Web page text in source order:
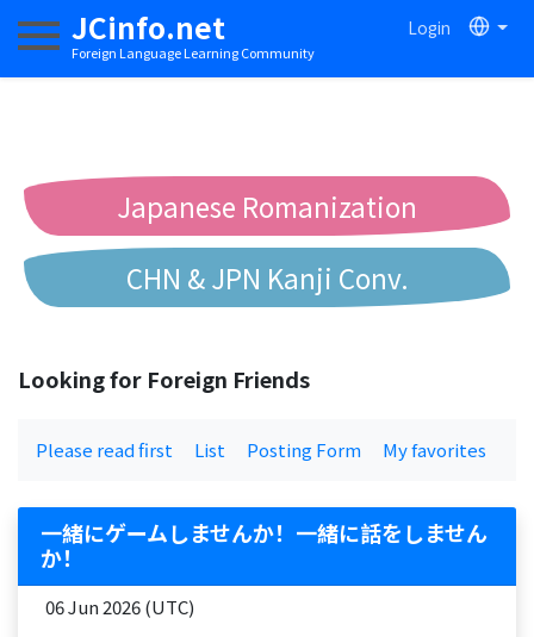
JCinfo.net
Foreign Language Learning Community
Login
Toggle navigation
Japanese Romanization
CHN & JPN Kanji Conv.
Looking for Foreign Friends
Please read first List Posting Form My favorites
一緒にゲームしませんか！一緒に話をしません
か！
06 Jun 2026 (UTC)